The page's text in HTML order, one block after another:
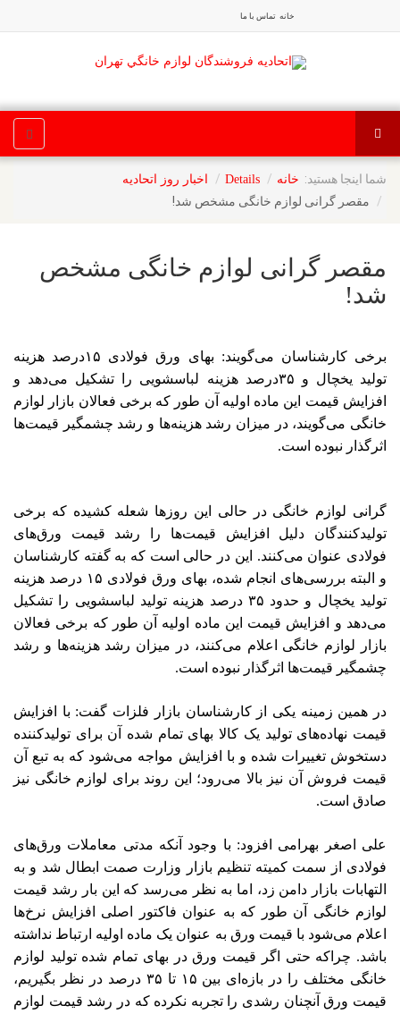
خانه تماس با ما
شما اینجا هستید: خانه Details اخبار روز اتحادیه
مقصر گرانی لوازم خانگی مشخص شد!
مقصر گرانی لوازم خانگی مشخص
شد!
برخی کارشناسان می‌گویند: بهای ورق فولادی ۱۵درصد هزینه
تولید یخچال و ۳۵درصد هزینه لباسشویی را تشکیل می‌دهد و
افزایش قیمت این ماده اولیه آن طور که برخی فعالان بازار لوازم
خانگی می‌گویند، در میزان رشد هزینه‌ها و رشد چشمگیر قیمت‌ها
اثرگذار نبوده است.
گرانی لوازم خانگی در حالی این روزها شعله کشیده که برخی
تولیدکنندگان دلیل افزایش قیمت‌ها را رشد قیمت ورق‌های
فولادی عنوان می‌کنند. این در حالی است که به گفته کارشناسان
و البته بررسی‌های انجام شده، بهای ورق فولادی ۱۵ درصد هزینه
تولید یخچال و حدود ۳۵ درصد هزینه تولید لباسشویی را تشکیل
می‌دهد و افزایش قیمت این ماده اولیه آن طور که برخی فعالان
بازار لوازم خانگی اعلام می‌کنند، در میزان رشد هزینه‌ها و رشد
چشمگیر قیمت‌ها اثرگذار نبوده است.
در همین زمینه یکی از کارشناسان بازار فلزات گفت: با افزایش
قیمت نهاده‌های تولید یک کالا بهای تمام شده آن برای تولیدکننده
دستخوش تغییرات شده و با افزایش مواجه می‌شود که به تبع آن
قیمت فروش آن نیز بالا می‌رود؛ این روند برای لوازم خانگی نیز
صادق است.
علی اصغر بهرامی افزود: با وجود آنکه مدتی معاملات ورق‌های
فولادی از سمت کمیته تنظیم بازار وزارت صمت ابطال شد و به
التهابات بازار دامن زد، اما به نظر می‌رسد که این بار رشد قیمت
لوازم خانگی آن طور که به عنوان فاکتور اصلی افزایش نرخ‌ها
اعلام می‌شود با قیمت ورق به عنوان یک ماده اولیه ارتباط نداشته
باشد. چراکه حتی اگر قیمت ورق در بهای تمام شده تولید لوازم
خانگی مختلف را در بازه‌ای بین ۱۵ تا ۳۵ درصد در نظر بگیریم،
قیمت ورق آنچنان رشدی را تجربه نکرده که در رشد قیمت لوازم